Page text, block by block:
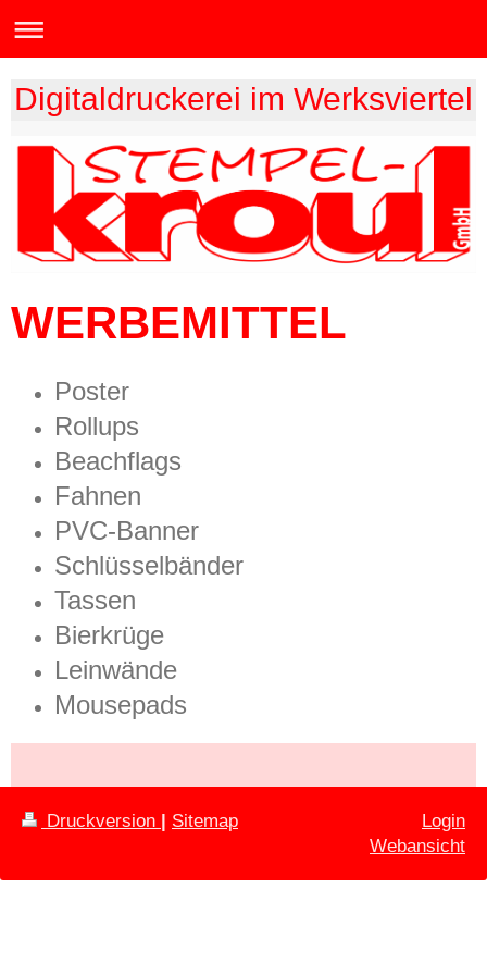
Digitaldruckerei im Werksviertel
WERBEMITTEL
Poster
Rollups
Beachflags
Fahnen
PVC-Banner
Schlüsselbänder
Tassen
Bierkrüge
Leinwände
Mousepads
Druckversion | Sitemap
Login
Webansicht